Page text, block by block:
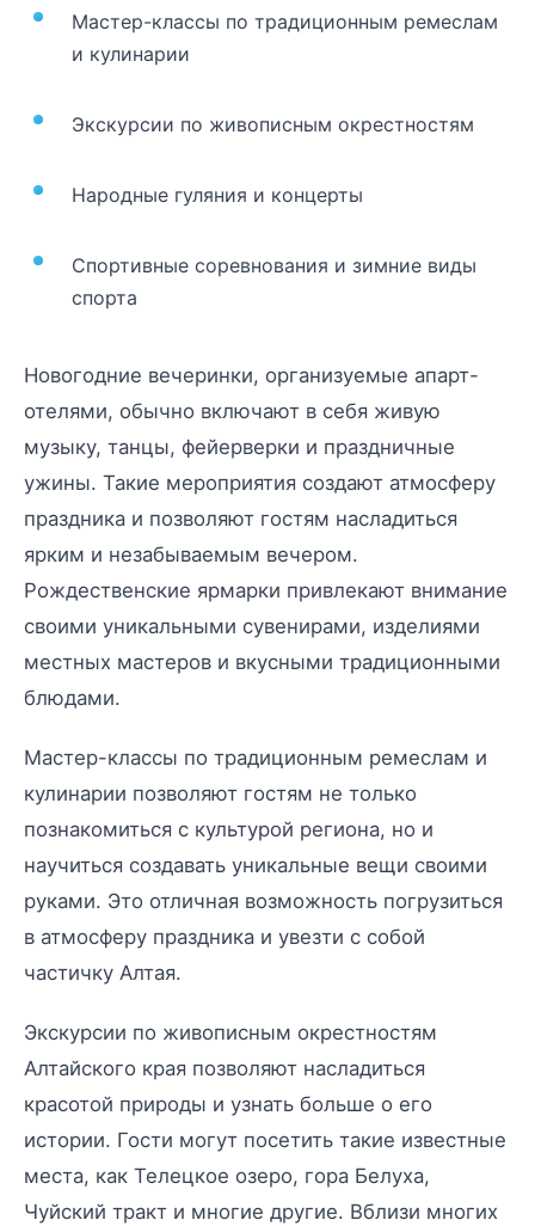
Мастер-классы по традиционным ремеслам
и кулинарии
Экскурсии по живописным окрестностям
Народные гуляния и концерты
Спортивные соревнования и зимние виды
спорта
Новогодние вечеринки, организуемые апарт-
отелями, обычно включают в себя живую
музыку, танцы, фейерверки и праздничные
ужины. Такие мероприятия создают атмосферу
праздника и позволяют гостям насладиться
ярким и незабываемым вечером.
Рождественские ярмарки привлекают внимание
своими уникальными сувенирами, изделиями
местных мастеров и вкусными традиционными
блюдами.
Мастер-классы по традиционным ремеслам и
кулинарии позволяют гостям не только
познакомиться с культурой региона, но и
научиться создавать уникальные вещи своими
руками. Это отличная возможность погрузиться
в атмосферу праздника и увезти с собой
частичку Алтая.
Экскурсии по живописным окрестностям
Алтайского края позволяют насладиться
красотой природы и узнать больше о его
истории. Гости могут посетить такие известные
места, как Телецкое озеро, гора Белуха,
Чуйский тракт и многие другие. Вблизи многих